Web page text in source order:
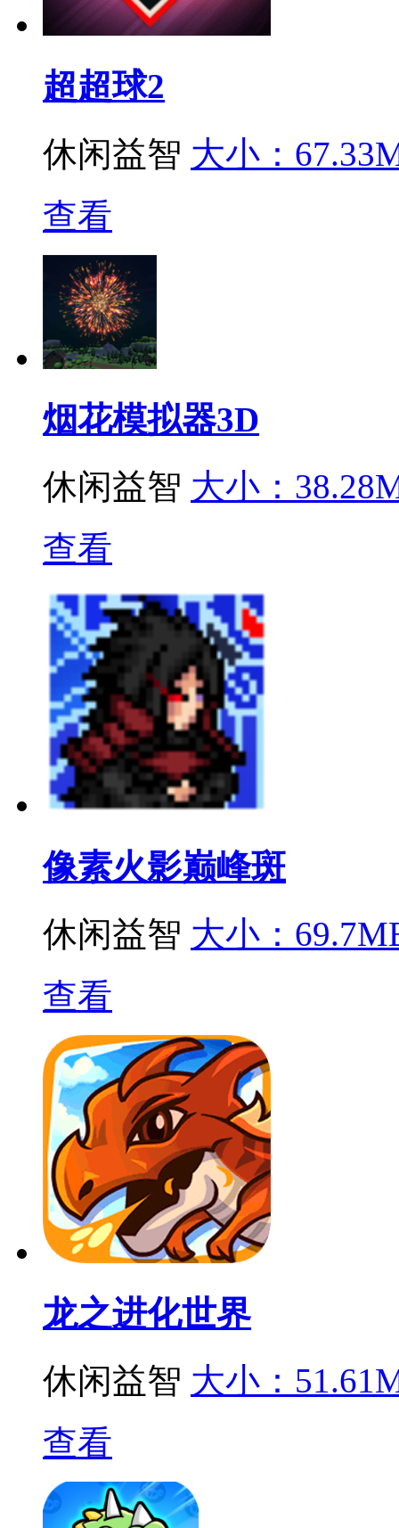
超超球2
休闲益智 大小：
查看
烟花模拟器3D
休闲益智 大小：
查看
像素火影巅峰斑
休闲益智 大小：
查看
龙之进化世界
休闲益智 大小：
查看